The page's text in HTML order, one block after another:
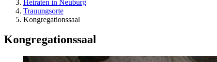
Heiraten in Neuburg
Trauungsorte
Kongregationssaal
Kongregationssaal